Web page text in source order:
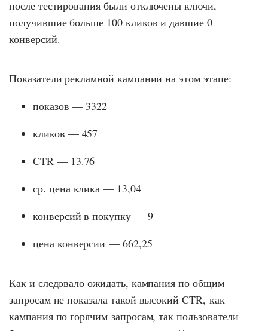
после тестирования были отключены ключи,
получившие больше 100 кликов и давшие 0
конверсий.
Показатели рекламной кампании на этом этапе:
показов — 3322
кликов — 457
CTR — 13.76
ср. цена клика — 13,04
конверсий в покупку — 9
цена конверсии — 662,25
Как и следовало ожидать, кампания по общим
запросам не показала такой высокий CTR, как
кампания по горячим запросам, так пользователи